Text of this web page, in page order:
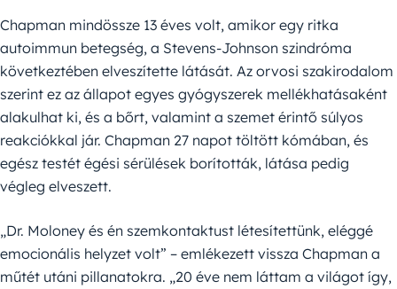
Chapman mindössze 13 éves volt, amikor egy ritka
autoimmun betegség, a Stevens-Johnson szindróma
következtében elveszítette látását. Az orvosi szakirodalom
szerint ez az állapot egyes gyógyszerek mellékhatásaként
alakulhat ki, és a bőrt, valamint a szemet érintő súlyos
reakciókkal jár. Chapman 27 napot töltött kómában, és
egész testét égési sérülések borították, látása pedig
végleg elveszett.
„Dr. Moloney és én szemkontaktust létesítettünk, eléggé
emocionális helyzet volt” – emlékezett vissza Chapman a
műtét utáni pillanatokra. „20 éve nem láttam a világot így,